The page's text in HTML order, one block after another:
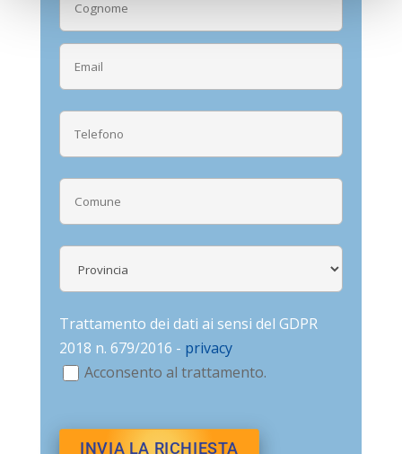
Trattamento dei dati ai sensi del GDPR
2018 n. 679/2016 - privacy
Acconsento al trattamento.